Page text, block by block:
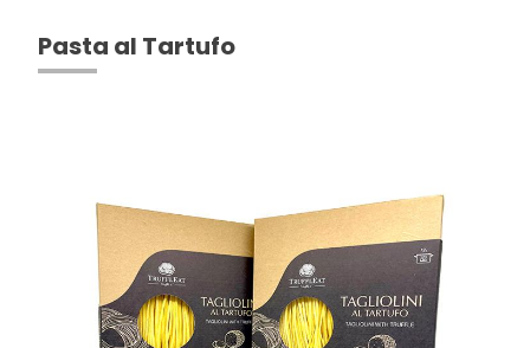
Pasta al Tartufo